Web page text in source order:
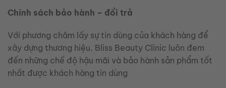
Chính sách bảo hành – đổi trả
Với phương châm lấy sự tin dùng của khách hàng để
xây dựng thương hiệu. Bliss Beauty Clinic luôn đem
đến những chế độ hậu mãi và bảo hành sản phẩm tốt
nhất được khách hàng tin dùng